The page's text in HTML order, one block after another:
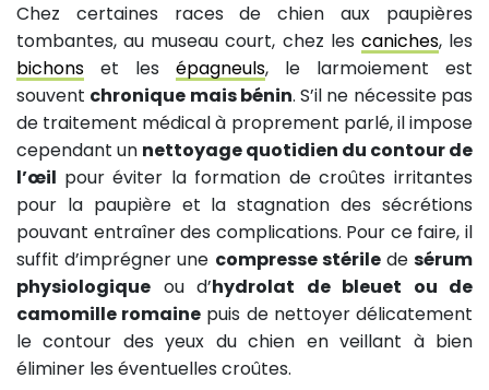
Chez certaines races de chien aux paupières
tombantes, au museau court, chez les caniches, les
bichons et les épagneuls, le larmoiement est
souvent chronique mais bénin. S’il ne nécessite pas
de traitement médical à proprement parlé, il impose
cependant un nettoyage quotidien du contour de
l’œil pour éviter la formation de croûtes irritantes
pour la paupière et la stagnation des sécrétions
pouvant entraîner des complications. Pour ce faire, il
suffit d’imprégner une compresse stériledesérum
physiologique ou d’hydrolat de bleuet ou de
camomille romaine puis de nettoyer délicatement
le contour des yeux du chien en veillant à bien
éliminer les éventuelles croûtes.